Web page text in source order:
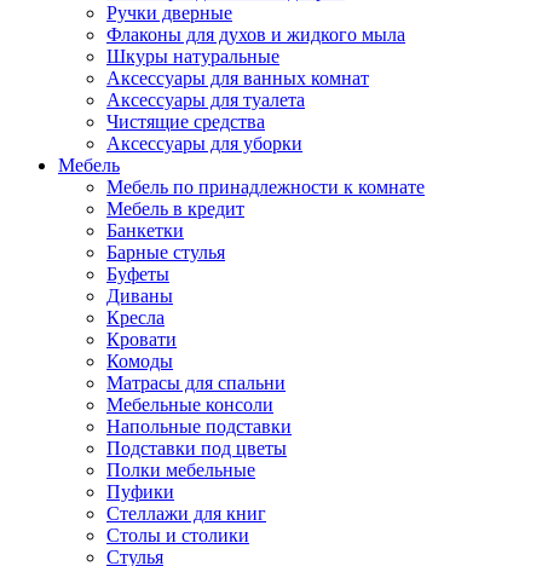
Ручки дверные
Флаконы для духов и жидкого мыла
Шкуры натуральные
Аксессуары для ванных комнат
Аксессуары для туалета
Чистящие средства
Аксессуары для уборки
Мебель
Мебель по принадлежности к комнате
Мебель в кредит
Банкетки
Барные стулья
Буфеты
Диваны
Кресла
Кровати
Комоды
Матрасы для спальни
Мебельные консоли
Напольные подставки
Подставки под цветы
Полки мебельные
Пуфики
Стеллажи для книг
Столы и столики
Стулья